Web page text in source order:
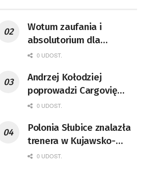
Wotum zaufania i
absolutorium dla
prezydenta Zielonej Góry
0 UDOST.
Andrzej Kołodziej
poprowadzi Cargovię
Kargowa
0 UDOST.
Polonia Słubice znalazła
trenera w Kujawsko-
Pomorskim
0 UDOST.